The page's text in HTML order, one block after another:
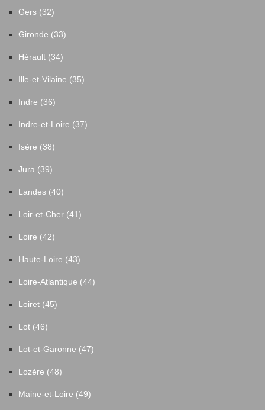
Gers (32)
Gironde (33)
Hérault (34)
Ille-et-Vilaine (35)
Indre (36)
Indre-et-Loire (37)
Isère (38)
Jura (39)
Landes (40)
Loir-et-Cher (41)
Loire (42)
Haute-Loire (43)
Loire-Atlantique (44)
Loiret (45)
Lot (46)
Lot-et-Garonne (47)
Lozère (48)
Maine-et-Loire (49)